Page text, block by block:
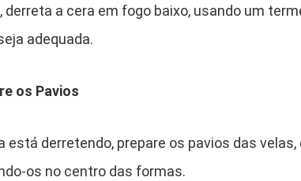
derreta a cera em fogo baixo, usando um
adequada.
os Pavios
está derretendo, prepare os pavios das
os no centro das formas.